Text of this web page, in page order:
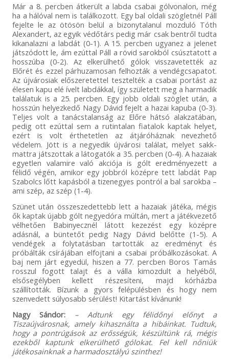
Már a 8. percben átkerült a labda csabai gólvonalon, még
ha a hálóval nem is találkozott. Egy bal oldali szögletnél Páll
fejelte le az ötösön belül a bizonytalanul mozduló Tóth
Alexandert, az egyik védőtárs pedig már csak bentről tudta
kikanalazni a labdát (0-1). A 15. percben ugyanez a jelenet
játszódott le, ám ezúttal Páll a rövid sarokból csúsztatott a
hosszúba (0-2). Az elkerülhető gólok visszavetették az
Előrét és ezzel párhuzamosan felhozták a vendégcsapatot.
Az újvárosiak előszeretettel tesztelték a csabai portást az
élesen kapu elé ívelt labdákkal, így született meg a harmadik
találatuk is a 25. percben. Egy jobb oldali szöglet után, a
hosszún helyezkedő Nagy Dávid fejelt a hazai kapuba (0-3).
Teljes volt a tanácstalanság az Előre hátsó alakzatában,
pedig ott ezúttal sem a rutintalan fiatalok kaptak helyet,
ezért is volt érthetetlen az átjáróháznak nevezhető
védelem. Jött is a negyedik újvárosi találat, melyet sakk-
mattra játszottak a látogatók a 35. percben (0-4). A hazaiak
egyetlen valamire való akciója is gólt eredményezett a
félidő végén, amikor egy jobbról középre tett labdát Pap
Szabolcs lőtt kapásból a tizenegyes pontról a bal sarokba –
ami szép, az szép (1-4).
Szünet után összeszedettebb lett a hazaiak játéka, mégis
ők kaptak újabb gólt negyedóra múltán, mert a játékvezető
vélhetően Babinyecznél látott kezezést egy középre
adásnál, a büntetőt pedig Nagy Dávid belőtte (1-5). A
vendégek a folytatásban tartották az eredményt és
próbálták csírájában elfojtani a csabai próbálkozásokat. A
baj nem járt egyedül, hiszen a 77. percben Boros Tamás
rosszul fogott talajt és a válla kimozdult a helyéből,
elsősegélyben kellett részesíteni, majd kórházba
szállították. Bízunk a gyors felépülésben és hogy nem
szenvedett súlyosabb sérülést! Kitartást kívánunk!
Nagy Sándor:
– Adtunk egy félidőnyi előnyt a
Tiszaújvárosnak, amely kihasználta a hibáinkat. Tudtuk,
hogy a pontrúgások az erősségük, készültünk rá, mégis
ezekből kaptunk elkerülhető gólokat. Fel kell nőniük
játékosainknak a harmadosztályú szinthez!